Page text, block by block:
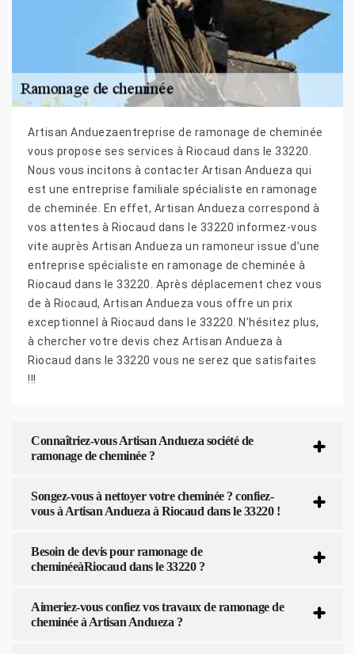
Artisan Anduezaentreprise de ramonage de cheminée
vous propose ses services à Riocaud dans le 33220.
Nous vous incitons à contacter Artisan Andueza qui
est une entreprise familiale spécialiste en ramonage
de cheminée. En effet, Artisan Andueza correspond à
vos attentes à Riocaud dans le 33220 informez-vous
vite auprès Artisan Andueza un ramoneur issue d’une
entreprise spécialiste en ramonage de cheminée à
Riocaud dans le 33220. Après déplacement chez vous
de à Riocaud, Artisan Andueza vous offre un prix
exceptionnel à Riocaud dans le 33220. N’hésitez plus,
à chercher votre devis chez Artisan Andueza à
Riocaud dans le 33220 vous ne serez que satisfaites
!!!
Connaîtriez-vous Artisan Andueza société de
ramonage de cheminée ?
Songez-vous à nettoyer votre cheminée ? confiez-
vous à Artisan Andueza à Riocaud dans le 33220 !
Besoin de devis pour ramonage de
cheminéeàRiocaud dans le 33220 ?
Aimeriez-vous confiez vos travaux de ramonage de
cheminée à Artisan Andueza ?